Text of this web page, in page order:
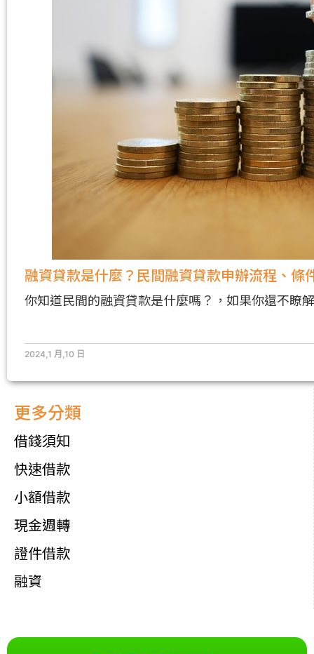
更多分類
借錢須知
快速借款
小額借款
現金週轉
證件借款
融資
融資貸款是什麼？民間融資貸款申辦流程、條
你知道民間的融資貸款是什麼嗎？，如果你還不瞭
2024,1 月,10 日